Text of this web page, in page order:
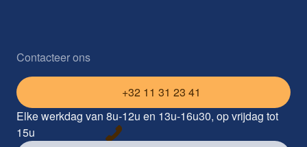
Contacteer ons
+32 11 31 23 41
Elke werkdag van 8u-12u en 13u-16u30, op vrijdag tot
15u